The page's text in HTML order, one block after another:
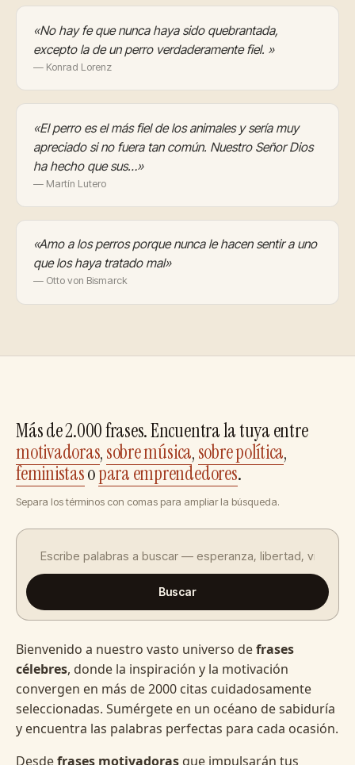
«No hay fe que nunca haya sido quebrantada,
excepto la de un perro verdaderamente fiel. »
— Konrad Lorenz
«El perro es el más fiel de los animales y sería muy
apreciado si no fuera tan común. Nuestro Señor Dios
ha hecho que sus…»
— Martín Lutero
«Amo a los perros porque nunca le hacen sentir a uno
que los haya tratado mal»
— Otto von Bismarck
Más de 2.000 frases. Encuentra la tuya entre
motivadoras,sobre música,sobre política,
feministasopara emprendedores.
Separa los términos con comas para ampliar la búsqueda.
Buscar
Bienvenido a nuestro vasto universo defrases
célebres, donde la inspiración y la motivación
convergen en más de 2000 citas cuidadosamente
seleccionadas. Sumérgete en un océano de sabiduría
y encuentra las palabras perfectas para cada ocasión.
Desdefrases motivadoras que impulsarán tus